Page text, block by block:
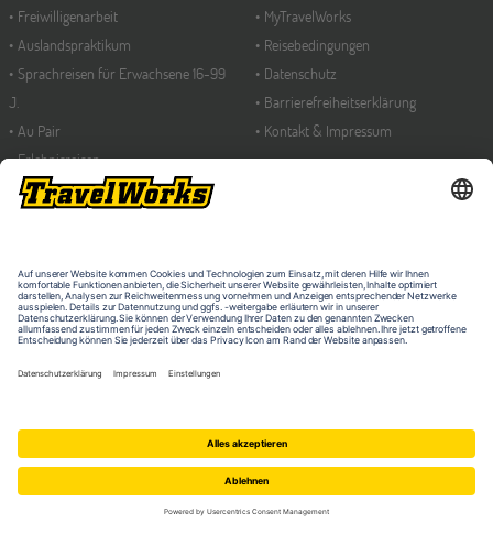
Freiwilligenarbeit
Auslandspraktikum
Sprachreisen für Erwachsene 16-99
J.
Au Pair
Erlebnisreisen
Schüleraustausch
Sprachferien für Schüler 8-17 J.
MyTravelWorks
Reisebedingungen
Datenschutz
Barrierefreiheitserklärung
Kontakt & Impressum
48155 Münster
Deutschland
LÄNDERWECHSEL